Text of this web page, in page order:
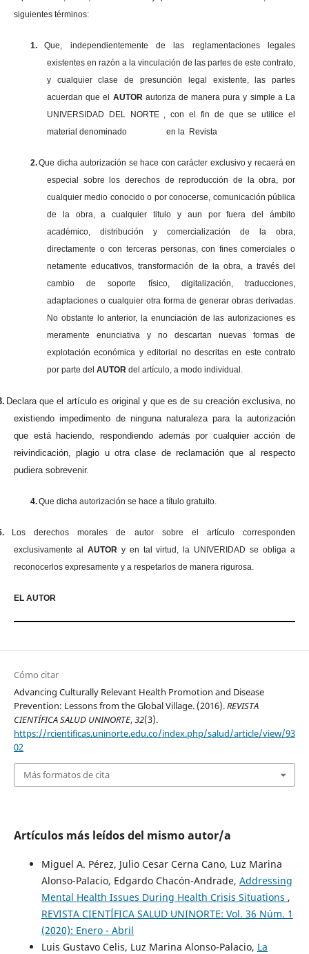
siguientes términos:
1.
Que, independientemente de las reglamentaciones legales
existentes en razón a la vinculación de las partes de este contrato,
y cualquier clase de presunción legal existente, las partes
acuerdan que el AUTOR autoriza de manera pura y simple a La
UNIVERSIDAD DEL NORTE , con el fin de que se utilice el
material denominado en la Revista
2.Que dicha autorización se hace con carácter exclusivo y recaerá en
especial sobre los derechos de reproducción de la obra, por
cualquier medio conocido o por conocerse, comunicación pública
de la obra, a cualquier titulo y aun por fuera del ámbito
académico, distribución y comercialización de la obra,
directamente o con terceras personas, con fines comerciales o
netamente educativos, transformación de la obra, a través del
cambio de soporte físico, digitalización, traducciones,
adaptaciones o cualquier otra forma de generar obras derivadas.
No obstante lo anterior, la enunciación de las autorizaciones es
meramente enunciativa y no descartan nuevas formas de
explotación económica y editorial no descritas en este contrato
por parte del AUTORdel artículo, a modo individual.
Declara que el artículo es original y que es de su creación exclusiva, no
existiendo impedimento de ninguna naturaleza para la autorización
que está haciendo, respondiendo además por cualquier acción de
reivindicación, plagio u otra clase de reclamación que al respecto
pudiera sobrevenir.
4.Que dicha autorización se hace a título gratuito.
Los derechos morales de autor sobre el artículo corresponden
exclusivamente al AUTOR y en tal virtud, la UNIVERIDAD se obliga a
reconocerlos expresamente y a respetarlos de manera rigurosa.
EL AUTOR
Cómo citar
Advancing Culturally Relevant Health Promotion and Disease
Prevention: Lessons from the Global Village. (2016).REVISTA
CIENTÍFICA SALUD UNINORTE,32(3).
https://rcientificas.uninorte.edu.co/index.php/salud/article/view/93
02
Más formatos de cita
Artículos más leídos del mismo autor/a
Miguel A. Pérez, Julio Cesar Cerna Cano, Luz Marina
Alonso-Palacio, Edgardo Chacón-Andrade, Addressing
Mental Health Issues During Health Crisis Situations ,
REVISTA CIENTÍFICA SALUD UNINORTE: Vol. 36 Núm. 1
(2020): Enero - Abril
Luis Gustavo Celis, Luz Marina Alonso-Palacio, La